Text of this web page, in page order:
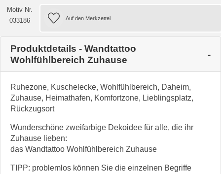
Motiv Nr.
033186
Produktdetails - Wandtattoo
Wohlfühlbereich Zuhause
Ruhezone, Kuschelecke, Wohlfühlbereich, Daheim,
Zuhause, Heimathafen, Komfortzone, Lieblingsplatz,
Rückzugsort
Wunderschöne zweifarbige Dekoidee für alle, die ihr
Zuhause lieben:
das Wandtattoo Wohlfühlbereich Zuhause
TIPP: problemlos können Sie die einzelnen Begriffe